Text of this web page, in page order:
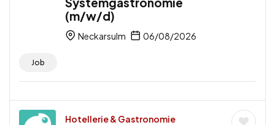
(m/w/d)
Neckarsulm 06/08/2026
Job
Hotellerie & Gastronomie